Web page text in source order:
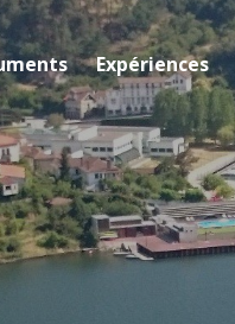
Expériences